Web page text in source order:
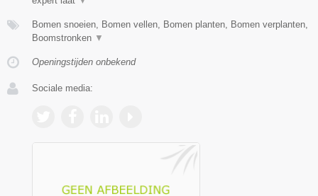
Bomen snoeien, Bomen vellen, Bomen planten, Bomen verplanten,
Boomstronken ▼
Openingstijden onbekend
Sociale media: